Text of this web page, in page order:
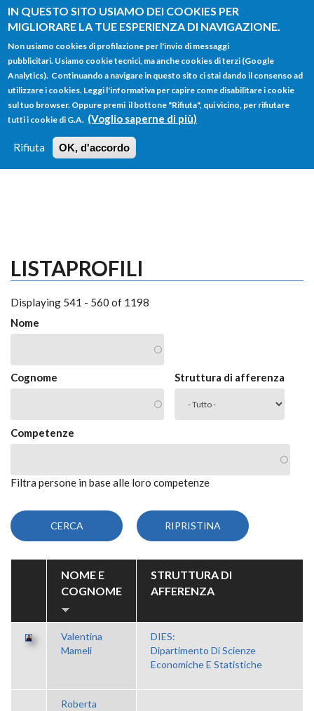
IN QUESTO SITO USIAMO DEI COOKIES PER
MIGLIORARE LA TUE ESPERIENZA DI NAVIGAZIONE.
Non usiamo cookies di profilazione per l'invio di messaggi
pubblicitari. Usiamo cookie tecnici, ma anche cookies di terzi (Google
Analytics). Continuando a navigare in questo sito ci stai dando il consenso ad
utilizzare i cookies. Leggi l'informativa per capire come disabilitare i cookie
sul tuo browser. Oppure premi il bottone "Rifiuta", qui vicino, per rifiutare
tutti i cookie di G.A. (Voglio saperne di più)
Rifiuta OK, d'accordo
Salta al contenuto principale
FORM
DI
RICERCA
Main menu
HOME TUTTI I PROFILI
LOGIN
LISTAPROFILI
Displaying 541 - 560 of 1198
Nome
Cognome Struttura di afferenza
Competenze
Filtra persone in base alle loro competenze
NOME E
COGNOME
STRUTTURA DI
AFFERENZA
Valentina
Mameli
DIES:
Dipartimento Di Scienze
Economiche E Statistiche
Roberta